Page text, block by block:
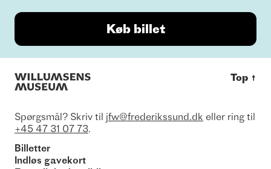
Køb billet
Top ↑
Spørgsmål? Skriv til jfw@frederikssund.dk eller ring til
+45 47 31 07 73.
Billetter
Indløs gavekort